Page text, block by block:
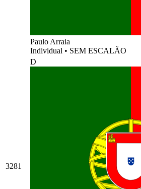
Paulo Arraia
Individual • SEM ESCALÃO
3281
D